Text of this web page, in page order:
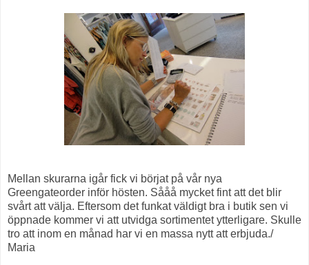
Mellan skurarna igår fick vi börjat på vår nya
Greengateorder inför hösten. Sååå mycket fint att det blir
svårt att välja. Eftersom det funkat väldigt bra i butik sen vi
öppnade kommer vi att utvidga sortimentet ytterligare. Skulle
tro att inom en månad har vi en massa nytt att erbjuda./
Maria